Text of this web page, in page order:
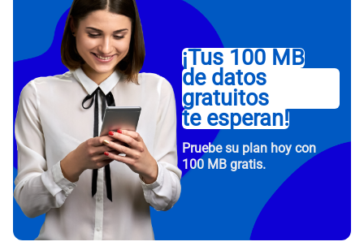
¡Tus 100 MB
de datos
gratuitos
te esperan!
Pruebe su plan hoy con
100 MB gratis.